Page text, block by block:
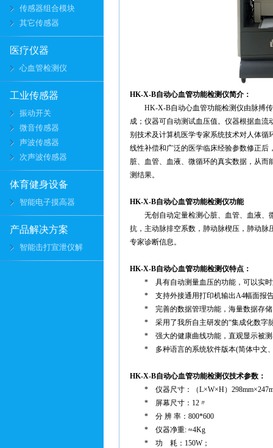
传感器组合模块
其它传感器
医疗仪器
心血管检测仪
工业传感器
振动开关
微音传感器
声波传感器
次声波传感器
体育健身设备
智能电子摸高器
产品解决方案
智能击打宣泄仪解
HK-X-B自动心血管功能检测仪简介：
HK-X-B自动心血管功能检测仪由脉搏
成 ；仪器可自动测试血压值。仪器根据血
别技术及计算机医学专家系统技术对人体
线性补偿和广泛的医学临床经验参数修正
脏、血管、血液、微循环的真实数据，从
测结果。
HK-X-B自动心血管功能检测仪功能
无创自动定量检测心脏、血管、血液、
抗，主动脉排空系数，肺动脉楔压，肺动脉
专家诊断信息。
HK-X-B自动心血管功能检测仪特点：
* 具有自动测量血压的功能，可以实
* 支持外接通用打印机输出A4幅面报
* 完善的数据管理功能，海量数据存
* 采用了我所自主研发的“集成化数字
* 强大的健康曲线功能，直观显示被
* 多种语言的系统软件版本(简体中文
HK-X-B自动心血管功能检测仪技术参数：
* 仪器尺寸：（L×W×H）
* 屏幕尺寸：12〃
* 分 辨 率：800*600
* 仪器净重: ≈4Kg
* 功 耗：150W；